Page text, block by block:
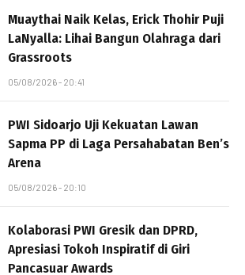
Muaythai Naik Kelas, Erick Thohir Puji
LaNyalla: Lihai Bangun Olahraga dari
Grassroots
05/08/2026 - 20:41
PWI Sidoarjo Uji Kekuatan Lawan
Sapma PP di Laga Persahabatan Ben’s
Arena
05/08/2026 - 20:10
Kolaborasi PWI Gresik dan DPRD,
Apresiasi Tokoh Inspiratif di Giri
Pancasuar Awards